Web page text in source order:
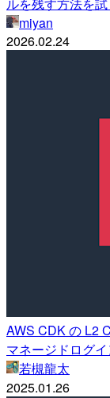
ルを残す方法を
miyan
2026.02.24
AWS CDK の L2
マネージドログ
若槻龍太
2025.01.26